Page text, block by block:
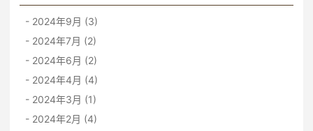
2024年9月 (3)
2024年7月 (2)
2024年6月 (2)
2024年4月 (4)
2024年3月 (1)
2024年2月 (4)